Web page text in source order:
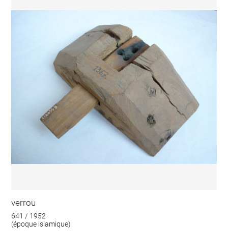
verrou
641 / 1952
(époque islamique)